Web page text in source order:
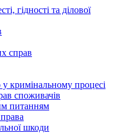
гідності та ділової
справ
кримінальному процесі
споживачів
питанням
шкоди